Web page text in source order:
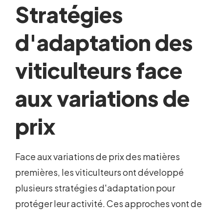
Stratégies
d'adaptation des
viticulteurs face
aux variations de
prix
Face aux variations de prix des matières
premières, les viticulteurs ont développé
plusieurs stratégies d'adaptation pour
protéger leur activité. Ces approches vont de